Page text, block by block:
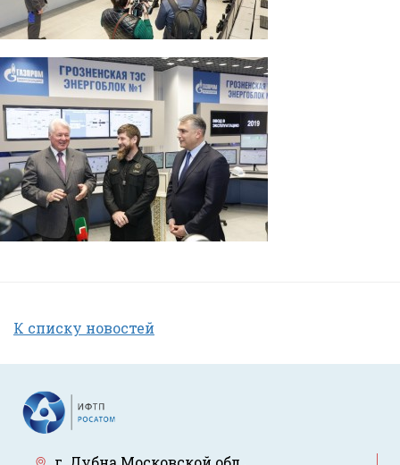
К списку новостей